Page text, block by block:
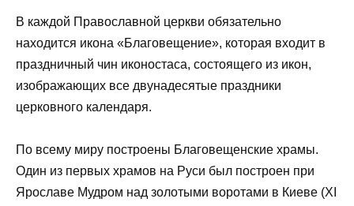
В каждой Православной церкви обязательно
находится икона «Благовещение», которая входит в
праздничный чин иконостаса, состоящего из икон,
изображающих все двунадесятые праздники
церковного календаря.
По всему миру построены Благовещенские храмы.
Один из первых храмов на Руси был построен при
Ярославе Мудром над золотыми воротами в Киеве (XI